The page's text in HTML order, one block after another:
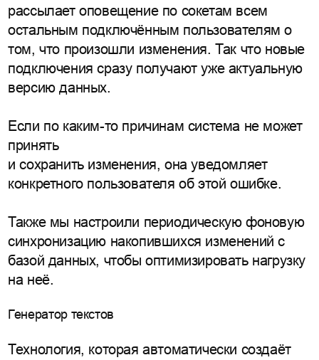
рассылает оповещение по сокетам всем
остальным подключённым пользователям о
том, что произошли изменения. Так что новые
подключения сразу получают уже актуальную
версию данных.
Если по каким-то причинам система не может
принять
и сохранить изменения, она уведомляет
конкретного пользователя об этой ошибке.
Также мы настроили периодическую фоновую
синхронизацию накопившихся изменений с
базой данных, чтобы оптимизировать нагрузку
на неё.
Генератор текстов
Технология, которая автоматически создаёт